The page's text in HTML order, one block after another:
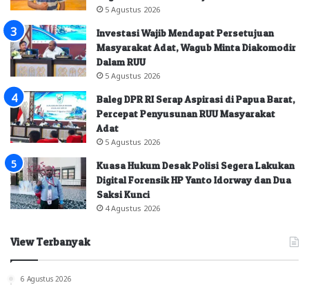
5 Agustus 2026
Investasi Wajib Mendapat Persetujuan
Masyarakat Adat, Wagub Minta Diakomodir
Dalam RUU
5 Agustus 2026
Baleg DPR RI Serap Aspirasi di Papua Barat,
Percepat Penyusunan RUU Masyarakat
Adat
5 Agustus 2026
Kuasa Hukum Desak Polisi Segera Lakukan
Digital Forensik HP Yanto Idorway dan Dua
Saksi Kunci
4 Agustus 2026
View Terbanyak
6 Agustus 2026